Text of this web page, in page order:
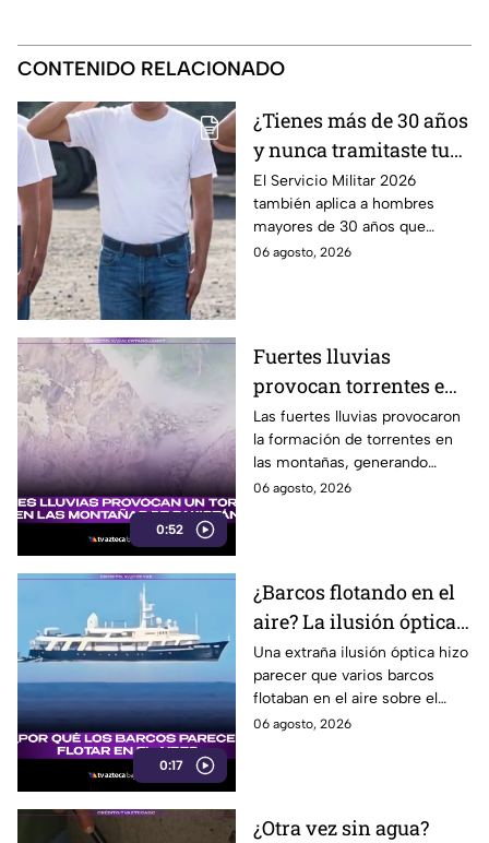
CONTENIDO RELACIONADO
¿Tienes más de 30 años
y nunca tramitaste tu
cartilla militar? Te
pueden llamar para
hacer servicio en Baja
California
El Servicio Militar 2026
también aplica a hombres
mayores de 30 años que
nunca tramitaron su cartilla. Te
06 agosto, 2026
0:52
Fuertes lluvias
provocan torrentes e
inundaciones en una
región montañosa
Las fuertes lluvias provocaron
la formación de torrentes en
las montañas, generando
inundaciones y afectaciones
06 agosto, 2026
0:17
¿Barcos flotando en el
aire? La ilusión óptica
que sorprendió a
usuarios en redes
sociales
Una extraña ilusión óptica hizo
parecer que varios barcos
flotaban en el aire sobre el
mar, pero el fenómeno fue
06 agosto, 2026
¿Otra vez sin agua?